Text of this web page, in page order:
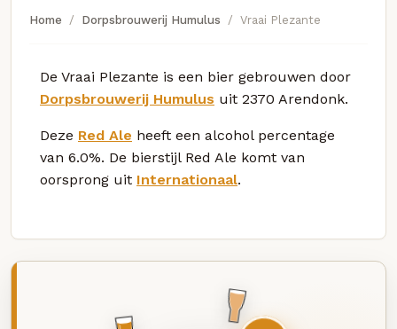
Home Dorpsbrouwerij Humulus Vraai Plezante
De Vraai Plezante is een bier gebrouwen door
Dorpsbrouwerij Humulus uit 2370 Arendonk.
Deze Red Ale heeft een alcohol percentage
van 6.0%. De bierstijl Red Ale komt van
oorsprong uit Internationaal.